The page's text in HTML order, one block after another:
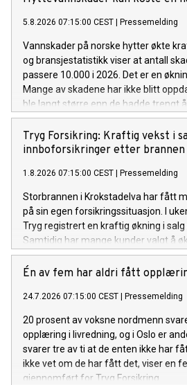
5.8.2026 07:15:00 CEST Pressemelding
Vannskader på norske hytter økte
og bransjestatistikk viser at antall
passere 10.000 i 2026. Det er en
Mange av skadene har ikke blitt
ble langt større enn de hadde trengt
kommunikasjonsrådgiver Espen
Tryg Forsikring: Kraftig vekst i
innboforsikringer etter brannen
1.8.2026 07:15:00 CEST Pressemelding
Storbrannen i Krokstadelva har fått
på sin egen forsikringssituasjon. I
Tryg registrert en kraftig økning i
Samtidig har mange kunder valgt å
innboforsikringen de allerede har.
Én av fem har aldri fått
24.7.2026 07:15:00 CEST Pressemelding
20 prosent av voksne nordmenn
opplæring i livredning, og i Oslo er
svarer tre av ti at de enten ikke har
ikke vet om de har fått det, viser en
gjennomført for Tryg Forsikring.